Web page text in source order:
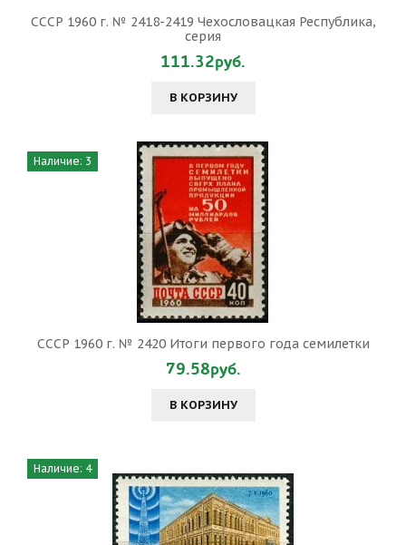
СССР 1960 г. № 2418-2419 Чехословацкая Республика,
серия
111.32руб.
В КОРЗИНУ
Наличие: 3
СССР 1960 г. № 2420 Итоги первого года семилетки
79.58руб.
В КОРЗИНУ
Наличие: 4